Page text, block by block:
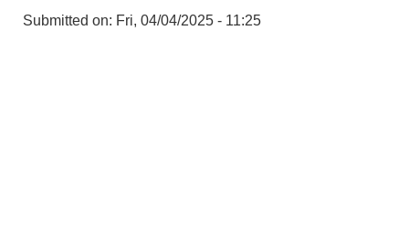
Submitted on: Fri, 04/04/2025 - 11:25